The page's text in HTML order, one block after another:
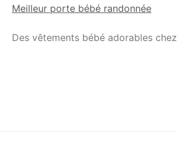
Meilleur porte bébé randonnée
Des vêtements bébé adorables chez